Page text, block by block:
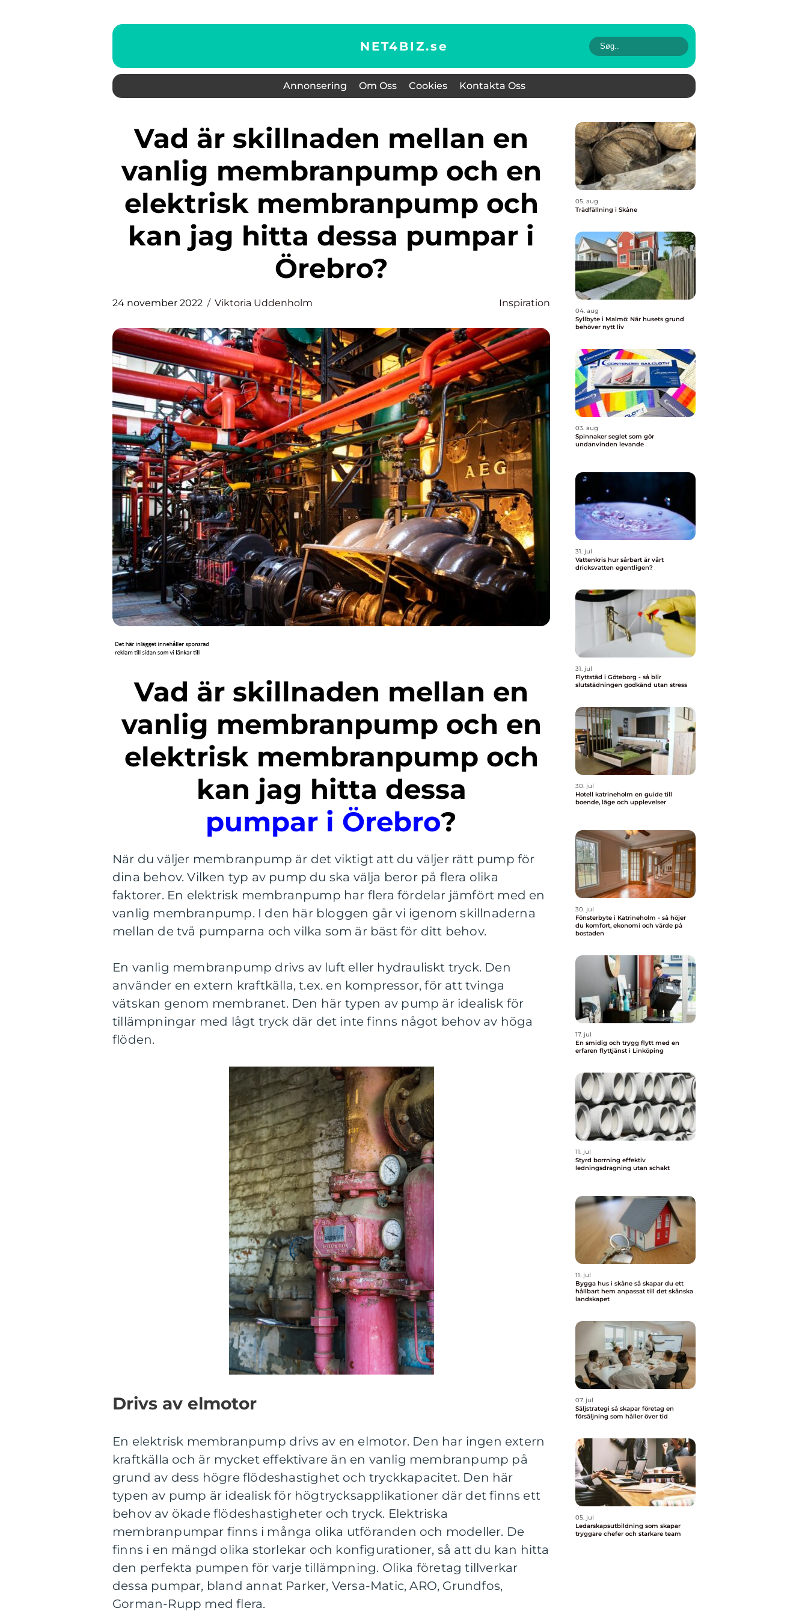
NET4BIZ.se
Annonsering Om Oss Cookies Kontakta Oss
Vad är skillnaden mellan en
vanlig membranpump och en
elektrisk membranpump och
kan jag hitta dessa pumpar i
Örebro?
24 november 2022 Viktoria Uddenholm Inspiration
Vad är skillnaden mellan en
vanlig membranpump och en
elektrisk membranpump och
kan jag hitta dessa
pumpar i Örebro?
När du väljer membranpump är det viktigt att du väljer rätt pump för
dina behov. Vilken typ av pump du ska välja beror på flera olika
faktorer. En elektrisk membranpump har flera fördelar jämfört med en
vanlig membranpump. I den här bloggen går vi igenom skillnaderna
mellan de två pumparna och vilka som är bäst för ditt behov.
En vanlig membranpump drivs av luft eller hydrauliskt tryck. Den
använder en extern kraftkälla, t.ex. en kompressor, för att tvinga
vätskan genom membranet. Den här typen av pump är idealisk för
tillämpningar med lågt tryck där det inte finns något behov av höga
flöden.
Drivs av elmotor
En elektrisk membranpump drivs av en elmotor. Den har ingen extern
kraftkälla och är mycket effektivare än en vanlig membranpump på
grund av dess högre flödeshastighet och tryckkapacitet. Den här
typen av pump är idealisk för högtrycksapplikationer där det finns ett
behov av ökade flödeshastigheter och tryck. Elektriska
membranpumpar finns i många olika utföranden och modeller. De
finns i en mängd olika storlekar och konfigurationer, så att du kan hitta
den perfekta pumpen för varje tillämpning. Olika företag tillverkar
dessa pumpar, bland annat Parker, Versa-Matic, ARO, Grundfos,
Gorman-Rupp med flera.
05. aug
Trädfällning i Skåne
04. aug
Syllbyte i Malmö: När husets grund
behöver nytt liv
03. aug
Spinnaker seglet som gör
undanvinden levande
31. jul
Vattenkris hur sårbart är vårt
dricksvatten egentligen?
31. jul
Flyttstäd i Göteborg - så blir
slutstädningen godkänd utan stress
30. jul
Hotell katrineholm en guide till
boende, läge och upplevelser
30. jul
Fönsterbyte i Katrineholm - så höjer
du komfort, ekonomi och värde på
bostaden
17. jul
En smidig och trygg flytt med en
erfaren flyttjänst i Linköping
11. jul
Styrd borrning effektiv
ledningsdragning utan schakt
11. jul
Bygga hus i skåne så skapar du ett
hållbart hem anpassat till det skånska
landskapet
07. jul
Säljstrategi så skapar företag en
försäljning som håller över tid
05. jul
Ledarskapsutbildning som skapar
tryggare chefer och starkare team